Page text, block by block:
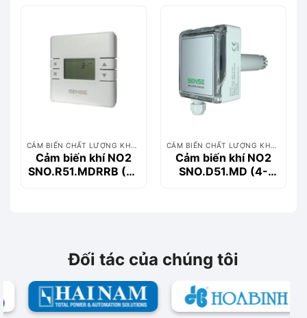
CẢM BIẾN CHẤT LƯỢNG KHÔNG KHÍ
Cảm biến khí NO2
SNO.R51.MDRRB (4-
CẢM BIẾN CHẤT LƯỢNG KHÔNG KHÍ
Cảm biến khí NO2
SNO.D51.MD (4-
Đối tác của chúng tôi